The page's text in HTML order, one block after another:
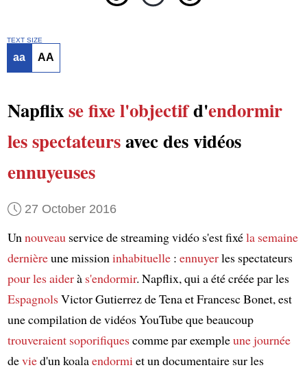
TEXT SIZE
aa AA
Napflixse fixe l'objectifd'endormir
les spectateursavec des vidéos
ennuyeuses
27 October 2016
Unnouveauservice de streaming vidéo s'est fixéla semaine
dernièreune missioninhabituelle: ennuyerles spectateurs
pour les aiderà s'endormir. Napflix, qui a été créée par les
EspagnolsVictor Gutierrez de Tena et Francesc Bonet, est
une compilation de vidéos YouTube que beaucoup
trouveraient soporifiquescomme par exempleune journée
devied'un koalaendormiet un documentaire sur les